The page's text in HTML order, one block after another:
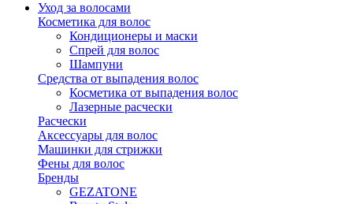
Уход за волосами
Косметика для волос
Кондиционеры и маски
Спрей для волос
Шампуни
Средства от выпадения волос
Косметика от выпадения волос
Лазерные расчески
Расчески
Аксессуары для волос
Машинки для стрижки
Фены для волос
Бренды
GEZATONE